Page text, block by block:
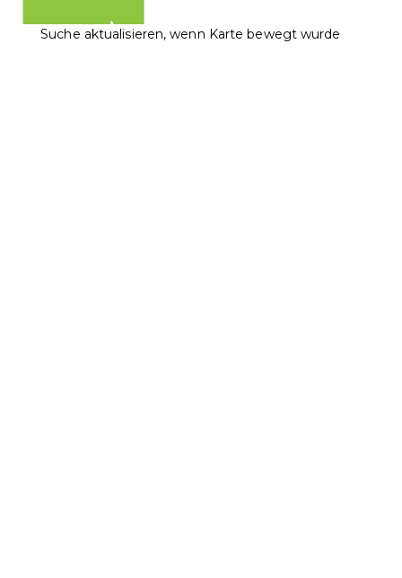
Suche aktualisieren, wenn Karte bewegt wurde